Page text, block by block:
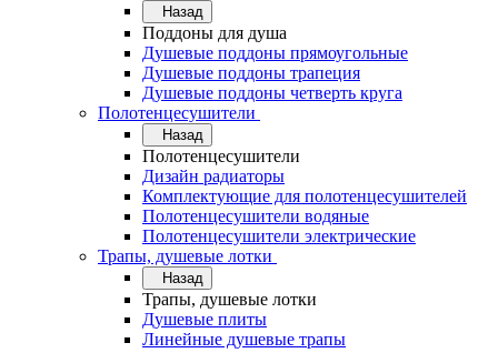
Назад
Поддоны для душа
Душевые поддоны прямоугольные
Душевые поддоны трапеция
Душевые поддоны четверть круга
Полотенцесушители
Назад
Полотенцесушители
Дизайн радиаторы
Комплектующие для полотенцесушителей
Полотенцесушители водяные
Полотенцесушители электрические
Трапы, душевые лотки
Назад
Трапы, душевые лотки
Душевые плиты
Линейные душевые трапы